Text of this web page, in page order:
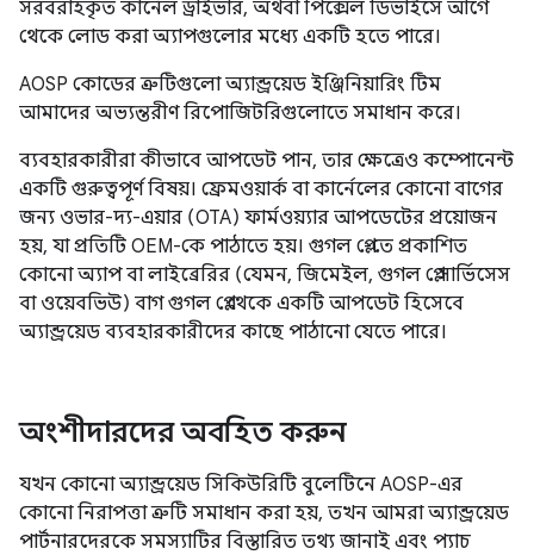
সরবরাহকৃত কার্নেল ড্রাইভার, অথবা পিক্সেল ডিভাইসে আগে
থেকে লোড করা অ্যাপগুলোর মধ্যে একটি হতে পারে।
AOSP কোডের ত্রুটিগুলো অ্যান্ড্রয়েড ইঞ্জিনিয়ারিং টিম
আমাদের অভ্যন্তরীণ রিপোজিটরিগুলোতে সমাধান করে।
ব্যবহারকারীরা কীভাবে আপডেট পান, তার ক্ষেত্রেও কম্পোনেন্ট
একটি গুরুত্বপূর্ণ বিষয়। ফ্রেমওয়ার্ক বা কার্নেলের কোনো বাগের
জন্য ওভার-দ্য-এয়ার (OTA) ফার্মওয়্যার আপডেটের প্রয়োজন
হয়, যা প্রতিটি OEM-কে পাঠাতে হয়। গুগল প্লে-তে প্রকাশিত
কোনো অ্যাপ বা লাইব্রেরির (যেমন, জিমেইল, গুগল প্লে সার্ভিসেস
বা ওয়েবভিউ) বাগ গুগল প্লে থেকে একটি আপডেট হিসেবে
অ্যান্ড্রয়েড ব্যবহারকারীদের কাছে পাঠানো যেতে পারে।
অংশীদারদের অবহিত করুন
যখন কোনো অ্যান্ড্রয়েড সিকিউরিটি বুলেটিনে AOSP-এর
কোনো নিরাপত্তা ত্রুটি সমাধান করা হয়, তখন আমরা অ্যান্ড্রয়েড
পার্টনারদেরকে সমস্যাটির বিস্তারিত তথ্য জানাই এবং প্যাচ